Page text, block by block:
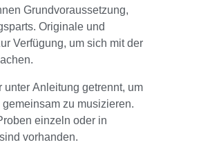
Grundvoraussetzung,
Originale und
Verfügung, um sich mit der
unter Anleitung getrennt, um
zu musizieren.
einzeln oder in
vorhanden.